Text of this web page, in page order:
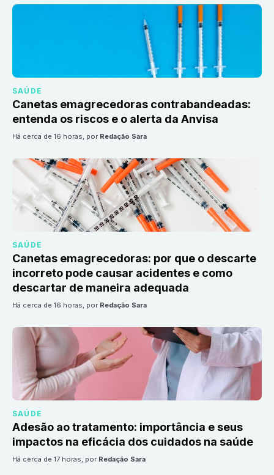
SAÚDE
Canetas emagrecedoras contrabandeadas:
entenda os riscos e o alerta da Anvisa
há cerca de 16 horas, por Redação Sara
SAÚDE
Canetas emagrecedoras: por que o descarte
incorreto pode causar acidentes e como
descartar de maneira adequada
há cerca de 16 horas, por Redação Sara
SAÚDE
Adesão ao tratamento: importância e seus
impactos na eficácia dos cuidados na saúde
há cerca de 17 horas, por Redação Sara